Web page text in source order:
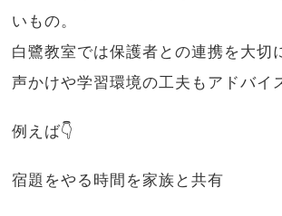
いもの。
白鷺教室では保護者との連携を大切
声かけや学習環境の工夫もアドバイ
例えば👇
宿題をやる時間を家族と共有